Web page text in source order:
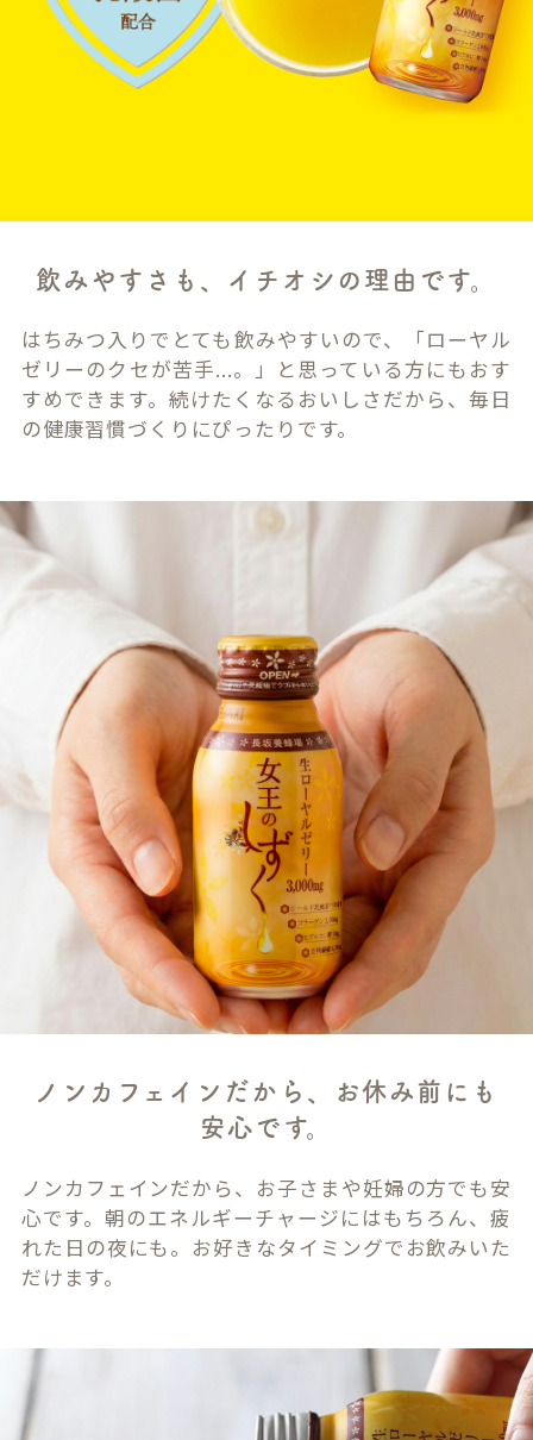
飲みやすさも、イチオシの理由です。
はちみつ入りでとても飲みやすいので、「ローヤル
ゼリーのクセが苦手...。」と思っている方にもおす
すめできます。続けたくなるおいしさだから、毎日
の健康習慣づくりにぴったりです。
ノンカフェインだから、お休み前にも
安心です。
ノンカフェインだから、お子さまや妊婦の方でも安
心です。朝のエネルギーチャージにはもちろん、疲
れた日の夜にも。お好きなタイミングでお飲みいた
だけます。